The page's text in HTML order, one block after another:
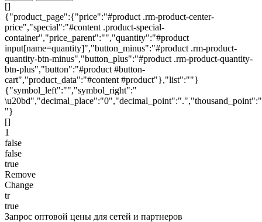
[]
{"product_page":{"price":"#product .rm-product-center-
price","special":"#content .product-special-
container","price_parent":"","quantity":"#product
input[name=quantity]","button_minus":"#product .rm-product-
quantity-btn-minus","button_plus":"#product .rm-product-quantity-
btn-plus","button":"#product #button-
cart","product_data":"#content #product"},"list":""}
{"symbol_left":"","symbol_right":"
\u20bd","decimal_place":"0","decimal_point":".","thousand_point":"
"}
[]
1
false
false
true
Remove
Change
tr
true
Запрос оптовой цены для сетей и партнеров